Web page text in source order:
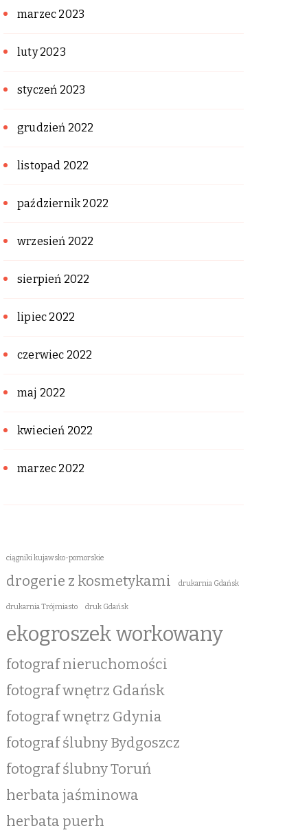
marzec 2023
luty 2023
styczeń 2023
grudzień 2022
listopad 2022
październik 2022
wrzesień 2022
sierpień 2022
lipiec 2022
czerwiec 2022
maj 2022
kwiecień 2022
marzec 2022
ciągniki kujawsko-pomorskie
drogerie z kosmetykami drukarnia Gdańsk
drukarnia Trójmiasto druk Gdańsk
ekogroszek workowany
fotograf nieruchomości
fotograf wnętrz Gdańsk
fotograf wnętrz Gdynia
fotograf ślubny Bydgoszcz
fotograf ślubny Toruń
herbata jaśminowa
herbata puerh